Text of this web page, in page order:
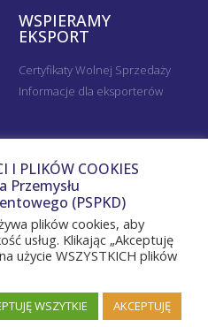
WSPIERAMY
EKSPORT
Certyfikaty Wolnej Sprzedaży
Informacje dla eksporterów
I PLIKÓW COOKIES
Przemysłu
(PSPKD)
plików cookies, aby
usług. Klikając „Akceptuję
użycie WSZYSTKICH plików
WSZYTKIE AKCEPTUJĘ